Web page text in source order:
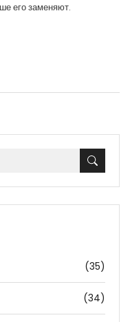
его заменяют.
(35)
(34)